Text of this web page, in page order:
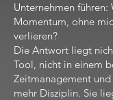
Unternehmen
Momentum, ohne
verlieren?
Die Antwort liegt
Tool, nicht in einem
Zeitmanagement
mehr Disziplin. Sie